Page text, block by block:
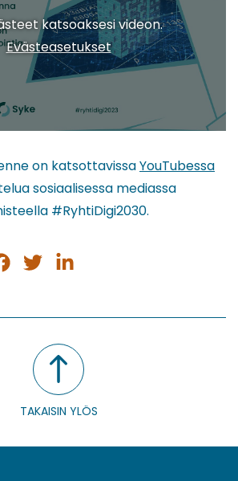
katsoaksesi videon.
Evästeasetukset
on katsottavissaYouTubessa
sosiaalisessa mediassa
#RyhtiDigi2030.
Jaa
Jaa
TAKAISIN YLÖS